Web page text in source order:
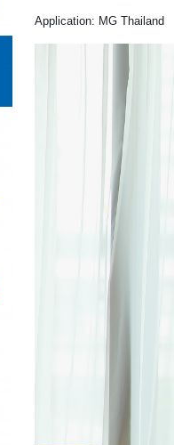
Application: MG Thailand